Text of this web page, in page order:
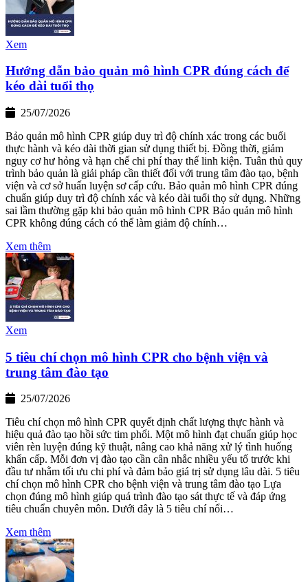
Xem
Hướng dẫn bảo quản mô hình CPR đúng cách để
kéo dài tuổi thọ
25/07/2026
Bảo quản mô hình CPR giúp duy trì độ chính xác trong các buổi
thực hành và kéo dài thời gian sử dụng thiết bị. Đồng thời, giảm
nguy cơ hư hỏng và hạn chế chi phí thay thế linh kiện. Tuân thủ quy
trình bảo quản là giải pháp cần thiết đối với trung tâm đào tạo, bệnh
viện và cơ sở huấn luyện sơ cấp cứu. Bảo quản mô hình CPR đúng
chuẩn giúp duy trì độ chính xác và kéo dài tuổi thọ sử dụng. Những
sai lầm thường gặp khi bảo quản mô hình CPR Bảo quản mô hình
CPR không đúng cách có thể làm giảm độ chính…
Xem thêm
Xem
5 tiêu chí chọn mô hình CPR cho bệnh viện và
trung tâm đào tạo
25/07/2026
Tiêu chí chọn mô hình CPR quyết định chất lượng thực hành và
hiệu quả đào tạo hồi sức tim phổi. Một mô hình đạt chuẩn giúp học
viên rèn luyện đúng kỹ thuật, nâng cao khả năng xử lý tình huống
khẩn cấp. Mỗi đơn vị đào tạo cần cân nhắc nhiều yếu tố trước khi
đầu tư nhằm tối ưu chi phí và đảm bảo giá trị sử dụng lâu dài. 5 tiêu
chí chọn mô hình CPR cho bệnh viện và trung tâm đào tạo Lựa
chọn đúng mô hình giúp quá trình đào tạo sát thực tế và đáp ứng
tiêu chuẩn chuyên môn. Dưới đây là 5 tiêu chí nổi…
Xem thêm